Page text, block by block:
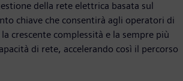
della rete elettrica basata sul
chiave che consentirà agli operatori di
crescente complessità e la sempre più
di rete, accelerando così il percorso